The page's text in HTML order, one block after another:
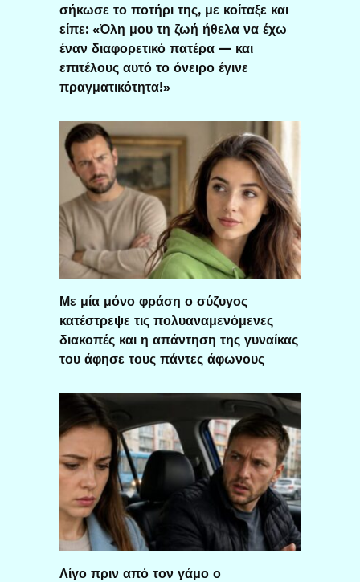
σήκωσε το ποτήρι της, με κοίταξε και
είπε: «Όλη μου τη ζωή ήθελα να έχω
έναν διαφορετικό πατέρα — και
επιτέλους αυτό το όνειρο έγινε
πραγματικότητα!»
Με μία μόνο φράση ο σύζυγος
κατέστρεψε τις πολυαναμενόμενες
διακοπές και η απάντηση της γυναίκας
του άφησε τους πάντες άφωνους
Λίγο πριν από τον γάμο ο